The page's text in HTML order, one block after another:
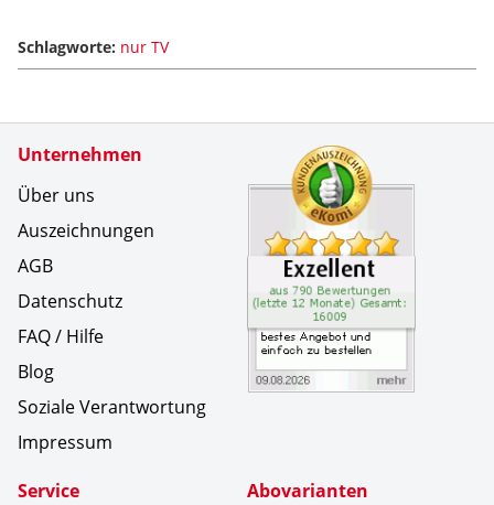
Schlagworte: nur TV
Unternehmen
Über uns
Auszeichnungen
AGB
Datenschutz
FAQ / Hilfe
Blog
Soziale Verantwortung
Impressum
Service
Abovarianten
Zertifikate